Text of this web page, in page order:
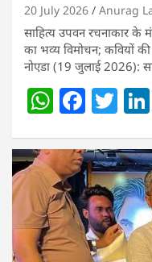
20 July 2026 Anurag
साहित्य उपवन रचनाकार के
का भव्य विमोचन; कवियों
नोएडा (19 जुलाई 2026):
W
at
s
A
p
F
c
e
b
o
T
itt
er